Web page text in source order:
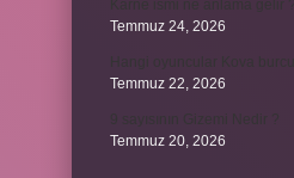
Temmuz 24, 2026
Temmuz 22, 2026
Temmuz 20, 2026